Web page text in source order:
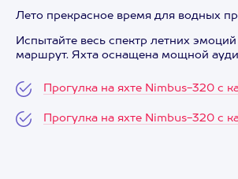
Лето прекрасное время для водных
Испытайте весь спектр летних
маршрут. Яхта оснащена мощной
Прогулка на яхте Nimbus-320 с
Прогулка на яхте Nimbus-320 с